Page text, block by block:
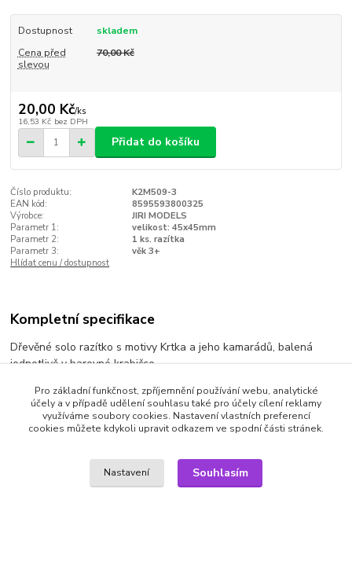
Dostupnost
skladem
Cena před
slevou
70,00 Kč
20,00 Kč/ks
16,53 Kč bez DPH
Přidat do košíku
Číslo produktu:
K2M509-3
EAN kód:
8595593800325
Výrobce:
JIRI MODELS
Parametr 1:
velikost: 45x45mm
Parametr 2:
1 ks. razítka
Parametr 3:
věk 3+
Hlídat cenu / dostupnost
Kompletní specifikace
Dřevěné solo razítko s motivy Krtka a jeho kamarádů, balená
jednotlivě v barevné krabičce.
Výrobce: JIRI MODELS | 1 ks. razítka | Parametr 3: věk 3+ | velikost:
45x45mm
Zboží zařazeno v kategoriích
Pro základní funkčnost, zpříjemnění používání webu, analytické
účely a v případě udělení souhlasu také pro účely cílení reklamy
využíváme soubory cookies. Nastavení vlastních preferencí
cookies můžete kdykoli upravit odkazem ve spodní části stránek.
Nastavení Souhlasím